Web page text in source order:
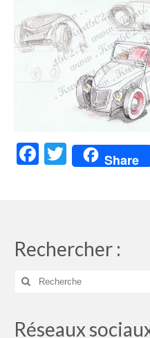
Facebook
Twitter
Share
Rechercher :
Rechercher
Réseaux